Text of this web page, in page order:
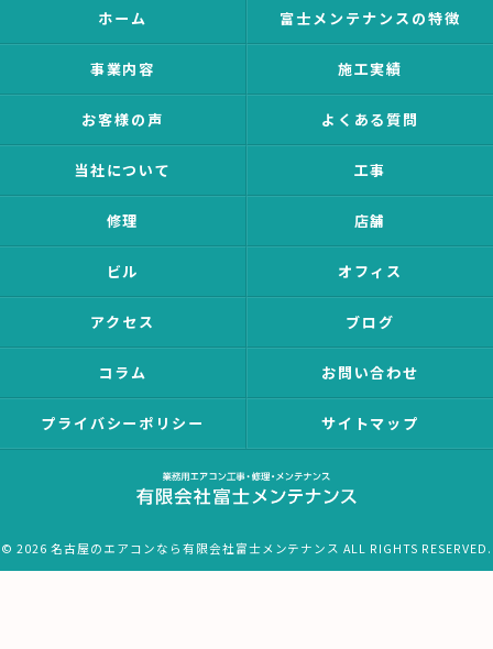
ホーム 富士メンテナンスの特徴
事業内容 施工実績
お客様の声 よくある質問
当社について 工事
修理 店舗
ビル オフィス
アクセス ブログ
コラム お問い合わせ
プライバシーポリシー サイトマップ
© 2026 名古屋のエアコンなら有限会社富士メンテナンス ALL RIGHTS RESERVED.